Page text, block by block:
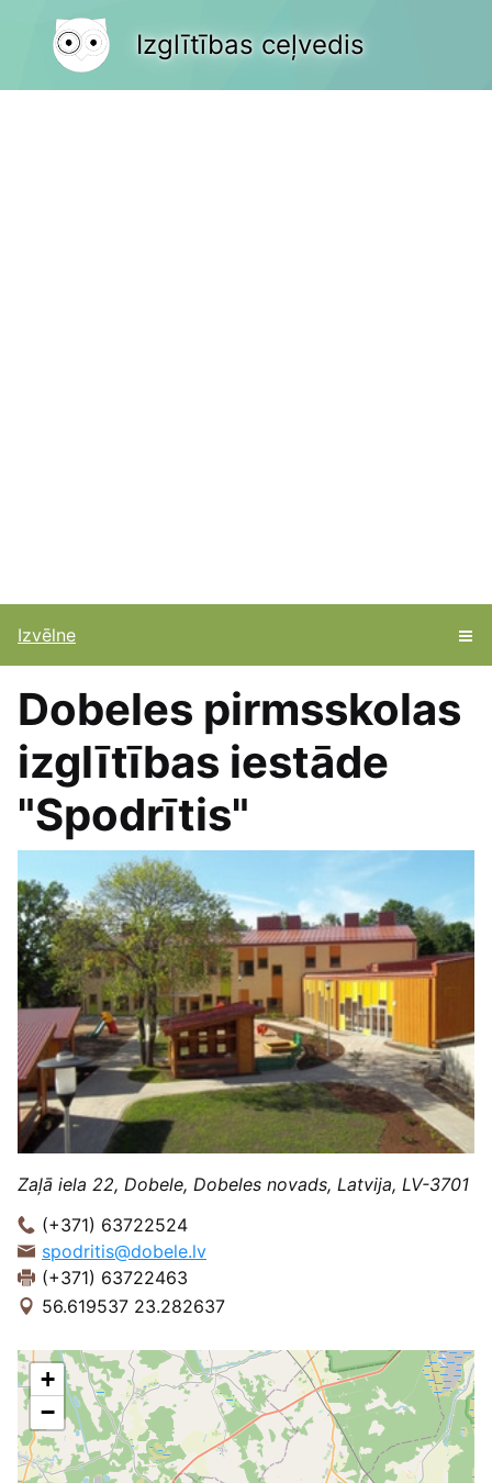
Izglītības ceļvedis
Izvēlne
Dobeles pirmsskolas
izglītības iestāde
"Spodrītis"
Zaļā iela 22, Dobele, Dobeles novads, Latvija, LV-3701
(+371) 63722524
spodritis@dobele.lv
(+371) 63722463
56.619537 23.282637
+
−